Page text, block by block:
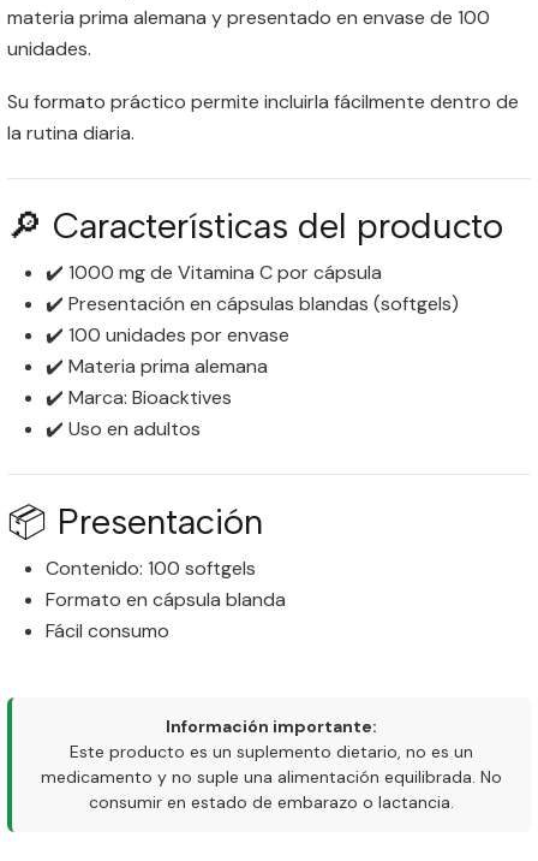
materia prima alemana y presentado en envase de 100
unidades.
Su formato práctico permite incluirla fácilmente dentro de
la rutina diaria.
🔎 Características del producto
✔️ 1000 mg de Vitamina C por cápsula
✔️ Presentación en cápsulas blandas (softgels)
✔️ 100 unidades por envase
✔️ Materia prima alemana
✔️ Marca: Bioacktives
✔️ Uso en adultos
📦 Presentación
Contenido: 100 softgels
Formato en cápsula blanda
Fácil consumo
Información importante:
Este producto es un suplemento dietario, no es un
medicamento y no suple una alimentación equilibrada. No
consumir en estado de embarazo o lactancia.